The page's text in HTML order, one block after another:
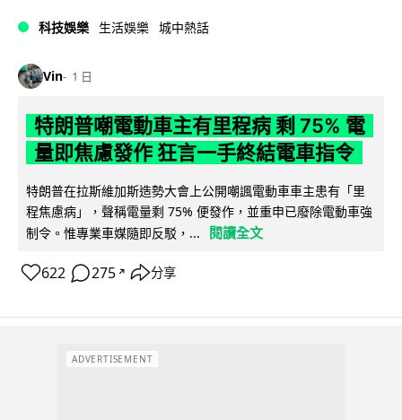
科技娛樂 生活娛樂 城中熱話
Vin 1 日
特朗普嘲電動車主有里程病 剩 75% 電
量即焦慮發作 狂言一手終結電車指令
特朗普在拉斯維加斯造勢大會上公開嘲諷電動車車主患有「里
程焦慮病」，聲稱電量剩 75% 便發作，並重申已廢除電動車強
制令。惟專業車媒隨即反駁，...
閱讀全文
622 275 ↗ 分享
ADVERTISEMENT